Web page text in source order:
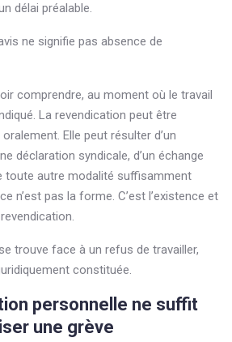
délai préalable.
ne signifie pas absence de
comprendre, au moment où le travail
La revendication peut être
Elle peut résulter d’un
déclaration syndicale, d’un échange
toute autre modalité suffisamment
n’est pas la forme. C’est l’existence et
trouve face à un refus de travailler,
constituée.
personnelle ne suffit
une grève